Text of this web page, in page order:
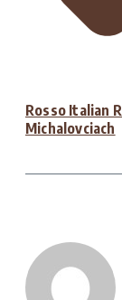
Rosso Italian
Michalovciach